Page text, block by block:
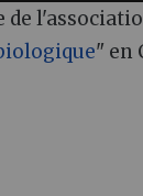
de
" en